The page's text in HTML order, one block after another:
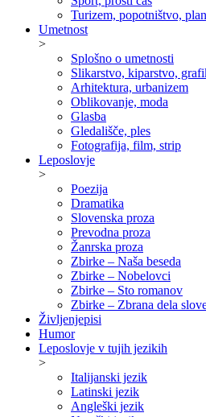
Turizem, popotništvo,
Umetnost
>
Splošno o umetnosti
Slikarstvo, kiparstvo,
Arhitektura, urbanizem
Oblikovanje, moda
Glasba
Gledališče, ples
Fotografija, film, strip
Leposlovje
>
Poezija
Dramatika
Slovenska proza
Prevodna proza
Žanrska proza
Zbirke – Naša beseda
Zbirke – Nobelovci
Zbirke – Sto romanov
Zbirke – Zbrana dela
Življenjepisi
Humor
Leposlovje v tujih jezikih
>
Italijanski jezik
Latinski jezik
Angleški jezik